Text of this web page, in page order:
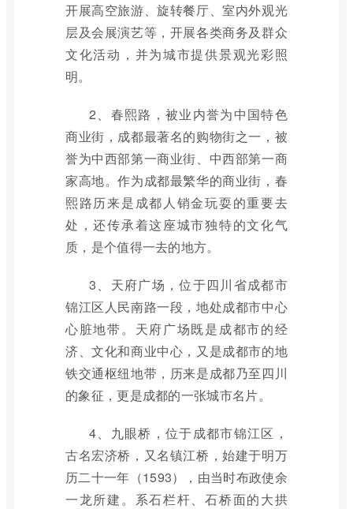
开展高空旅游、旋转餐厅、室内外观光
层及会展演艺等，开展各类商务及群众
文化活动，并为城市提供景观光彩照
明。
2、春熙路，被业内誉为中国特色
商业街，成都最著名的购物街之一，被
誉为中西部第一商业街、中西部第一商
家高地。作为成都最繁华的商业街，春
熙路历来是成都人销金玩耍的重要去
处，还传承着这座城市独特的文化气
质，是个值得一去的地方。
3、天府广场，位于四川省成都市
锦江区人民南路一段，地处成都市中心
心脏地带。天府广场既是成都市的经
济、文化和商业中心，又是成都市的地
铁交通枢纽地带，历来是成都乃至四川
的象征，更是成都的一张城市名片。
4、九眼桥，位于成都市锦江区，
古名宏济桥，又名镇江桥，始建于明万
历二十一年（1593），由当时布政使余
一龙所建。系石栏杆、石桥面的大拱